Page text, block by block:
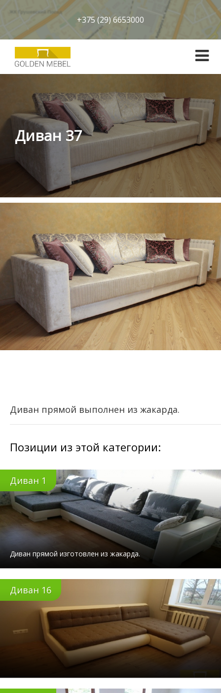
+375 (29) 6653000
Диван 37
Диван прямой выполнен из жакарда.
Позиции из этой категории:
Диван 1
Диван прямой изготовлен из жакарда.
Диван 16